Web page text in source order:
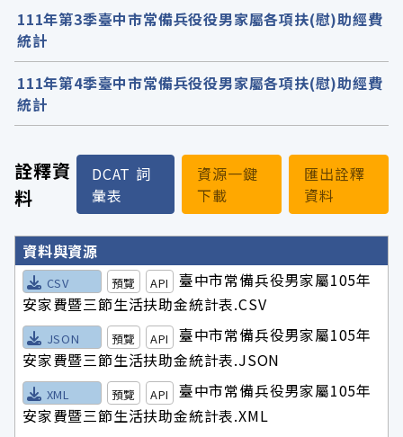
詮釋資
料
DCAT 詞
彙表
資源一鍵
下載
匯出詮釋
資料
詮釋資料詳細內容
資料與資源
CSV 預覽 API
臺中市常備兵役男家屬105年
安家費暨三節生活扶助金統計表.CSV
JSON 預覽 API
臺中市常備兵役男家屬105年
安家費暨三節生活扶助金統計表.JSON
XML 預覽 API
臺中市常備兵役男家屬105年
安家費暨三節生活扶助金統計表.XML
111年第3季臺中市常備兵役役男家屬各項扶(慰)助經費
統計
111年第4季臺中市常備兵役役男家屬各項扶(慰)助經費
統計